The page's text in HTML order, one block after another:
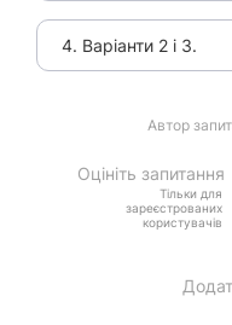
4. Варіанти 2 і 3.
Автор
Оцініть запитання
Тільки для
зареєстрованих
користувачів